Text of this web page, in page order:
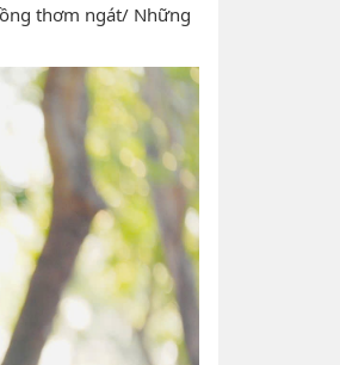
thơm ngát/ Những